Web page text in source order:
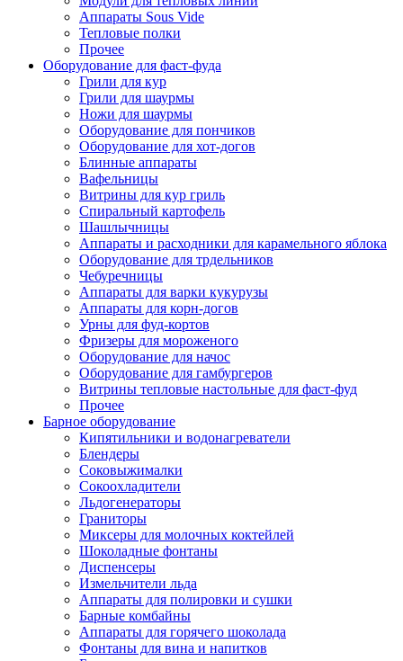
Аппараты Sous Vide
Тепловые полки
Прочее
Оборудование для фаст-фуда
Грили для кур
Грили для шаурмы
Ножи для шаурмы
Оборудование для пончиков
Оборудование для хот-догов
Блинные аппараты
Вафельницы
Витрины для кур гриль
Спиральный картофель
Шашлычницы
Аппараты и расходники для карамельного яблока
Оборудование для трдельников
Чебуречницы
Аппараты для варки кукурузы
Аппараты для корн-догов
Урны для фуд-кортов
Фризеры для мороженого
Оборудование для начос
Оборудование для гамбургеров
Витрины тепловые настольные для фаст-фуд
Прочее
Барное оборудование
Кипятильники и водонагреватели
Блендеры
Соковыжималки
Сокоохладители
Льдогенераторы
Граниторы
Миксеры для молочных коктейлей
Шоколадные фонтаны
Диспенсеры
Измельчители льда
Аппараты для полировки и сушки
Барные комбайны
Аппараты для горячего шоколада
Фонтаны для вина и напитков